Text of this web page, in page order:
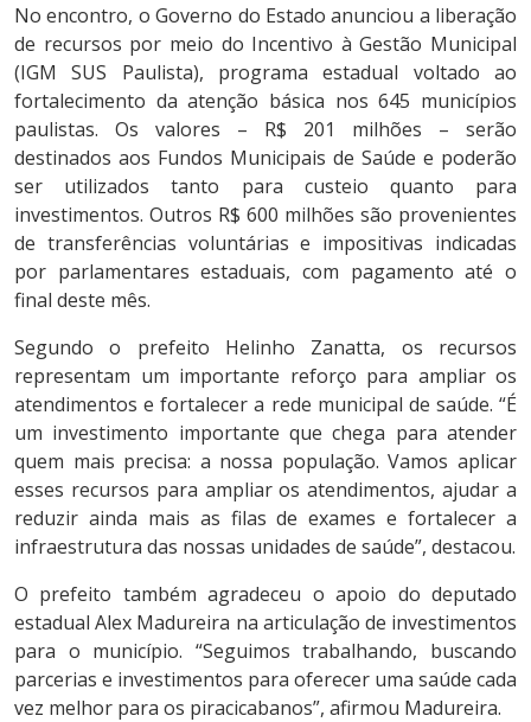
No encontro, o Governo do Estado anunciou a liberação
de recursos por meio do Incentivo à Gestão Municipal
(IGM SUS Paulista), programa estadual voltado ao
fortalecimento da atenção básica nos 645 municípios
paulistas. Os valores – R$ 201 milhões – serão
destinados aos Fundos Municipais de Saúde e poderão
ser utilizados tanto para custeio quanto para
investimentos. Outros R$ 600 milhões são provenientes
de transferências voluntárias e impositivas indicadas
por parlamentares estaduais, com pagamento até o
final deste mês.
Segundo o prefeito Helinho Zanatta, os recursos
representam um importante reforço para ampliar os
atendimentos e fortalecer a rede municipal de saúde. “É
um investimento importante que chega para atender
quem mais precisa: a nossa população. Vamos aplicar
esses recursos para ampliar os atendimentos, ajudar a
reduzir ainda mais as filas de exames e fortalecer a
infraestrutura das nossas unidades de saúde”, destacou.
O prefeito também agradeceu o apoio do deputado
estadual Alex Madureira na articulação de investimentos
para o município. “Seguimos trabalhando, buscando
parcerias e investimentos para oferecer uma saúde cada
vez melhor para os piracicabanos”, afirmou Madureira.